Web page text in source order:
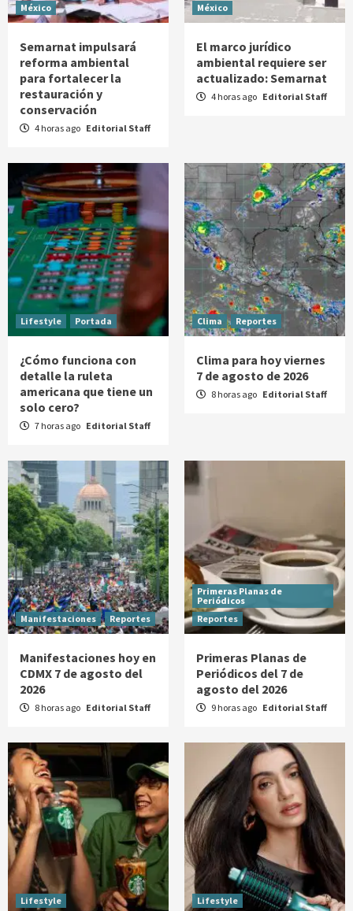
México
Semarnat impulsará
reforma ambiental
para fortalecer la
restauración y
conservación
4 horas ago Editorial Staff
México
El marco jurídico
ambiental requiere ser
actualizado: Semarnat
4 horas ago Editorial Staff
Lifestyle Portada
¿Cómo funciona con
detalle la ruleta
americana que tiene un
solo cero?
7 horas ago Editorial Staff
Clima Reportes
Clima para hoy viernes
7 de agosto de 2026
8 horas ago Editorial Staff
Manifestaciones Reportes
Manifestaciones hoy en
CDMX 7 de agosto del
2026
8 horas ago Editorial Staff
Primeras Planas de
Periódicos
Reportes
Primeras Planas de
Periódicos del 7 de
agosto del 2026
9 horas ago Editorial Staff
Lifestyle Lifestyle